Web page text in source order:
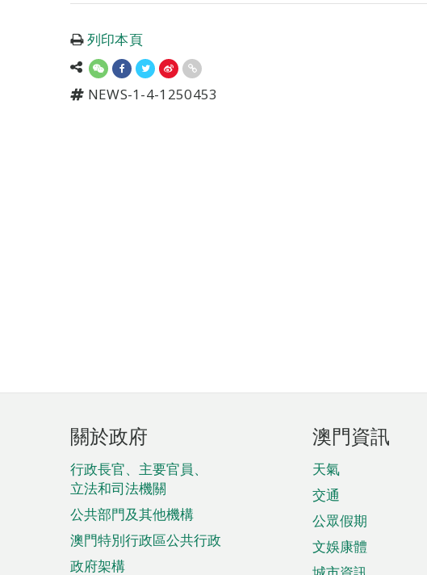
列印本頁
NEWS-1-4-1250453
頁
腳
菜
單
關於政府
行政長官、主要官員、
立法和司法機關
公共部門及其他機構
澳門特別行政區公共行政
政府架構
澳門資訊
天氣
交通
公眾假期
文娛康體